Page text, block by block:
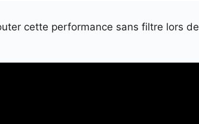
cette performance sans filtre lors de